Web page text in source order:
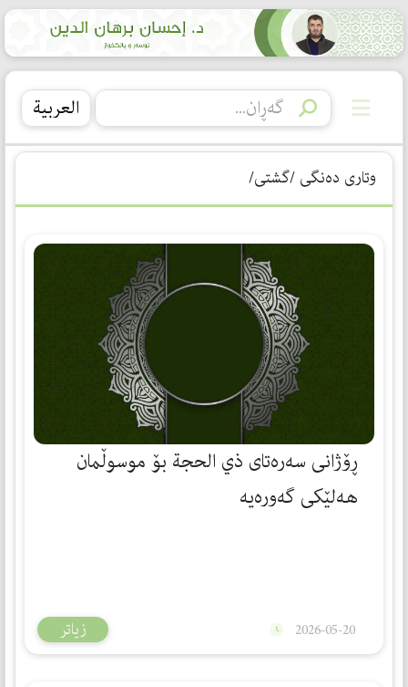
العربیة
وتاری دەنگی /گشتی/
ڕۆژانی سەرەتای ذي الحجة بۆ موسوڵمان
هەلێكی گەورەیە
زیاتر 2026-05-20